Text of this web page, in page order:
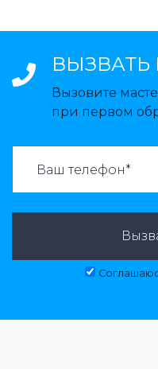
ВЫЗВАТЬ
Вызовите
при первом